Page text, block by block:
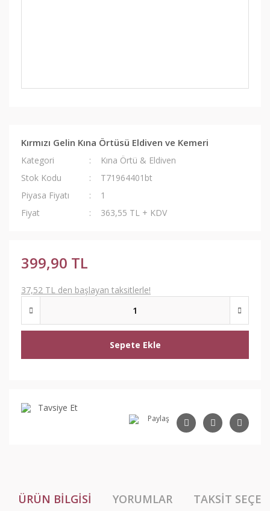
Kırmızı Gelin Kına Örtüsü Eldiven ve Kemeri
Kategori
Kına Örtü & Eldiven
Stok Kodu
T71964401bt
Piyasa Fiyatı
1
Fiyat
363,55 TL + KDV
399,90 TL
37,52 TL den başlayan taksitlerle!
Sepete Ekle
Tavsiye Et
Paylaş
ÜRÜN BILGISI YORUMLAR TAKSIT